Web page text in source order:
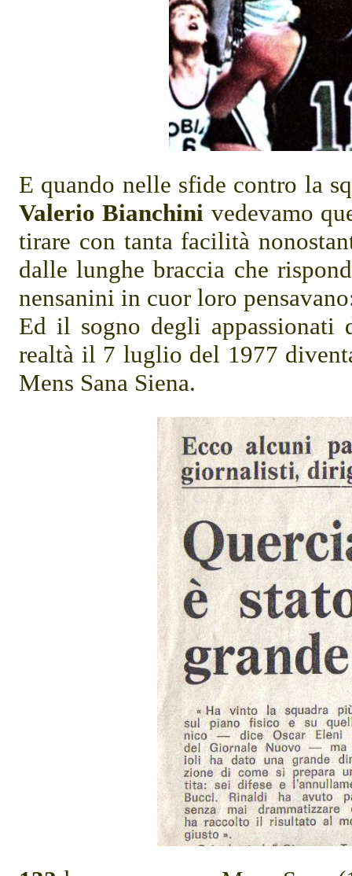
E quando nelle sfide contro la
Valerio Bianchini vedevamo
tirare con tanta facilità
dalle lunghe braccia che
nensanini in cuor loro
Ed il sogno degli appassionati
realtà il 7 luglio del 1977
Mens Sana Siena.